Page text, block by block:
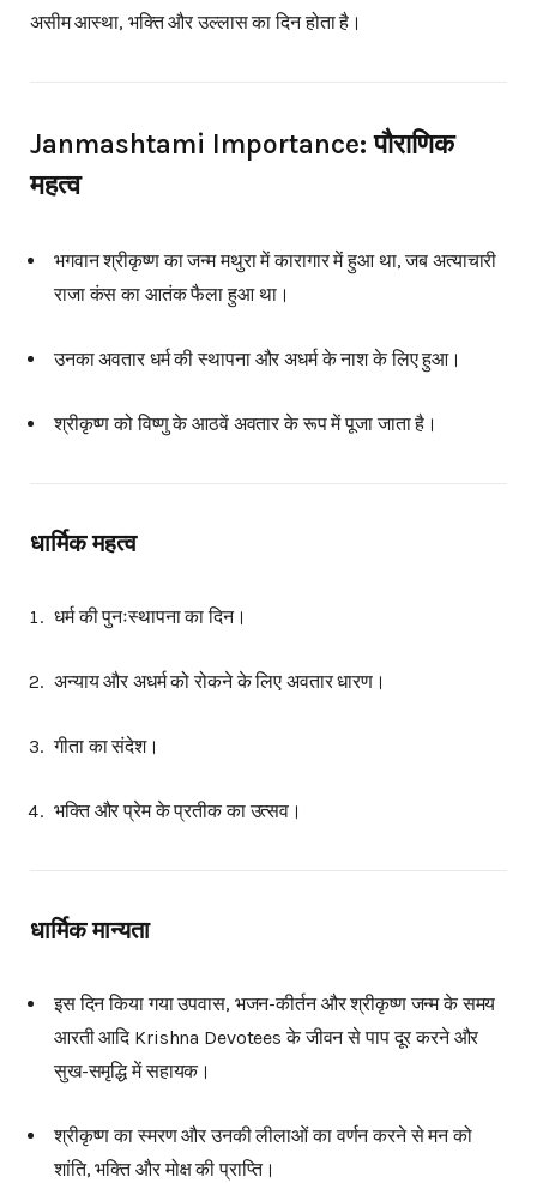
असीम आस्था, भक्ति और उल्लास का दिन होता है।
Janmashtami Importance: पौराणिक
महत्व
भगवान श्रीकृष्ण का जन्म मथुरा में कारागार में हुआ था, जब अत्याचारी
राजा कंस का आतंक फैला हुआ था।
उनका अवतार धर्म की स्थापना और अधर्म के नाश के लिए हुआ।
श्रीकृष्ण को विष्णु के आठवें अवतार के रूप में पूजा जाता है।
धार्मिक महत्व
धर्म की पुनःस्थापना का दिन।
अन्याय और अधर्म को रोकने के लिए अवतार धारण।
गीता का संदेश।
भक्ति और प्रेम के प्रतीक का उत्सव।
धार्मिक मान्यता
इस दिन किया गया उपवास, भजन-कीर्तन और श्रीकृष्ण जन्म के समय
आरती आदि Krishna Devotees के जीवन से पाप दूर करने और
सुख-समृद्धि में सहायक।
श्रीकृष्ण का स्मरण और उनकी लीलाओं का वर्णन करने से मन को
शांति, भक्ति और मोक्ष की प्राप्ति।